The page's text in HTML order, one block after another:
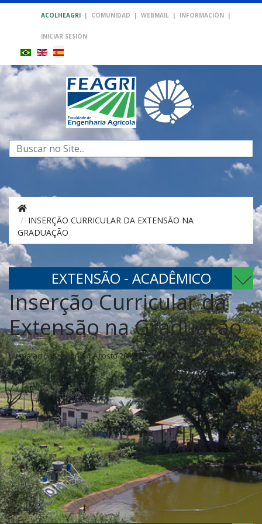
ACOLHEAGRI | COMUNIDAD | WEBMAIL | INFORMACIÓN |
INICIAR SESIÓN
Buscar...
INSERÇÃO CURRICULAR DA EXTENSÃO NA
GRADUAÇÃO
EXTENSÃO - ACADÊMICO
Inserção Curricular da
Extensão na Graduação
Última actualización: 21 Agosto 2025